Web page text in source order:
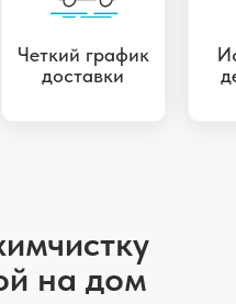
Четкий график
доставки
на дом